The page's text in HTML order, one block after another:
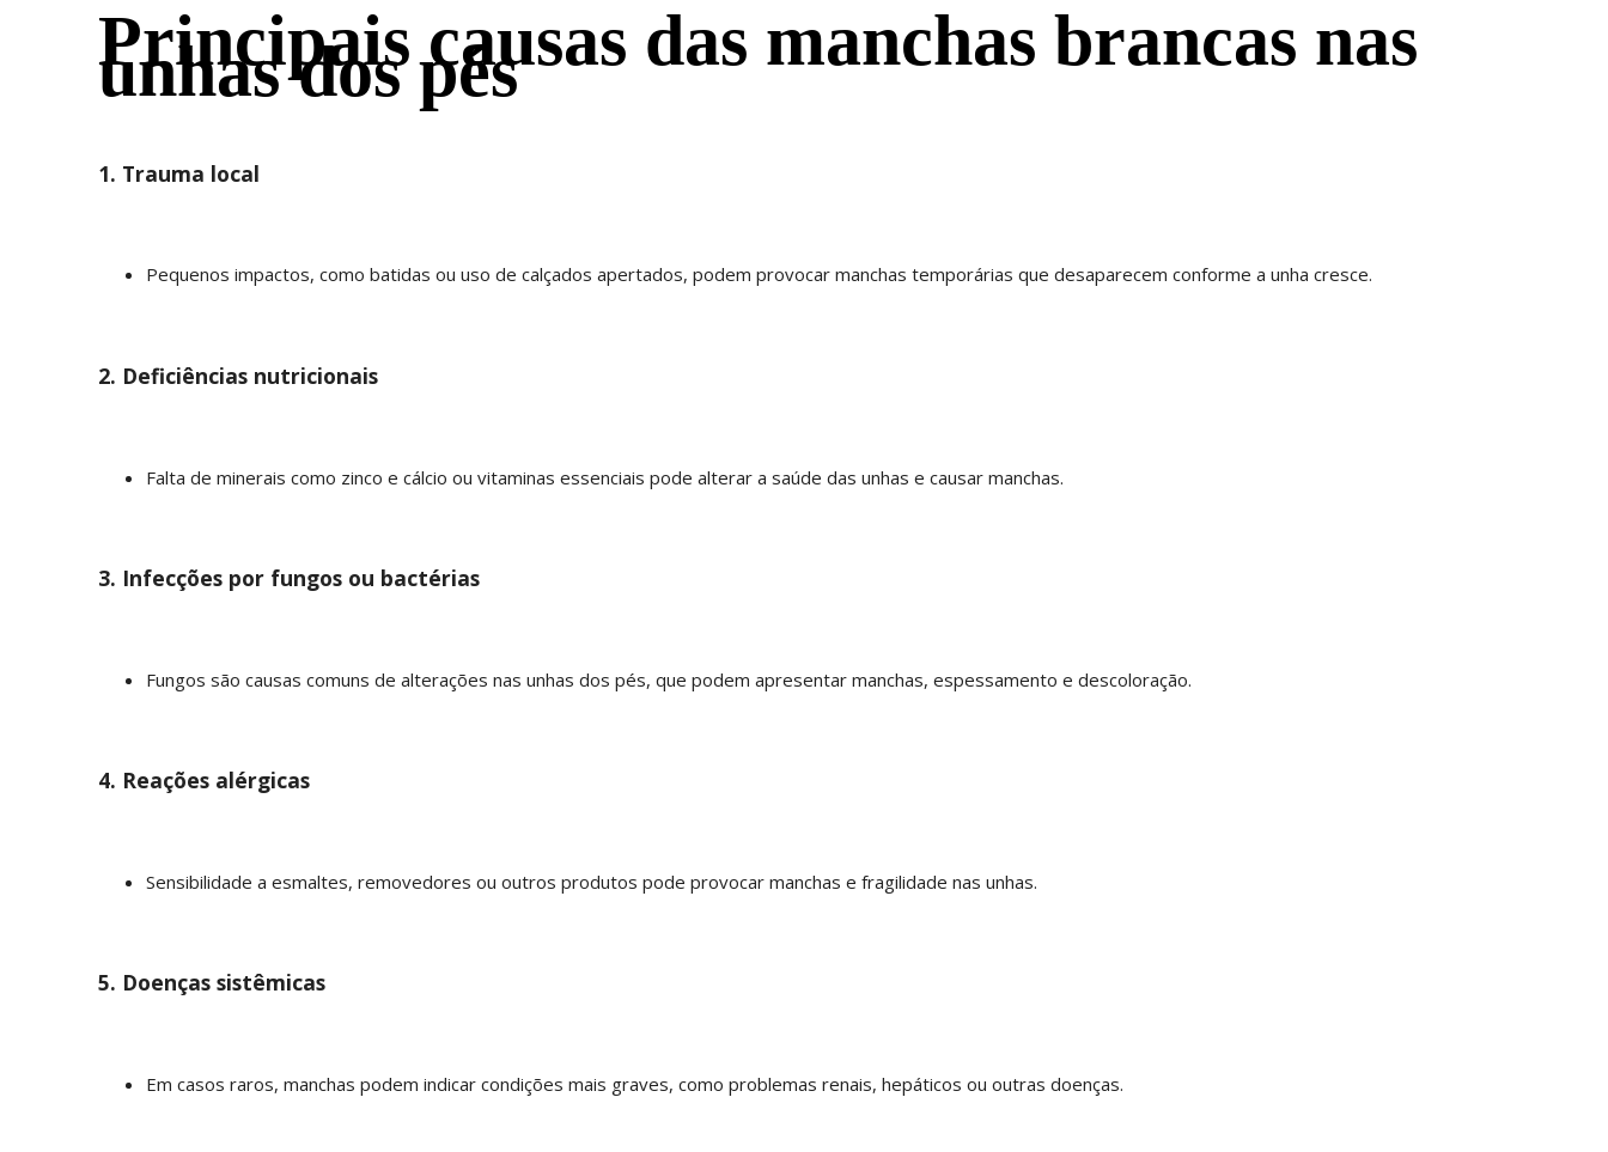
Principais causas das manchas brancas nas
unhas dos pés
1. Trauma local
Pequenos impactos, como batidas ou uso de calçados apertados, podem provocar manchas temporárias que desaparecem conforme a unha cresce.
2. Deficiências nutricionais
Falta de minerais como zinco e cálcio ou vitaminas essenciais pode alterar a saúde das unhas e causar manchas.
3. Infecções por fungos ou bactérias
Fungos são causas comuns de alterações nas unhas dos pés, que podem apresentar manchas, espessamento e descoloração.
4. Reações alérgicas
Sensibilidade a esmaltes, removedores ou outros produtos pode provocar manchas e fragilidade nas unhas.
5. Doenças sistêmicas
Em casos raros, manchas podem indicar condições mais graves, como problemas renais, hepáticos ou outras doenças.